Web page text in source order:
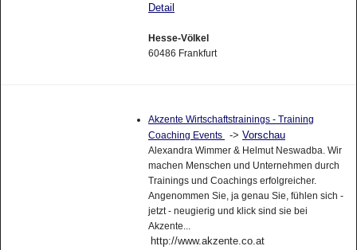
Detail
Hesse-Völkel
60486 Frankfurt
Akzente Wirtschaftstrainings - Training
Coaching Events
-> Vorschau
Alexandra Wimmer & Helmut Neswadba. Wir
machen Menschen und Unternehmen durch
Trainings und Coachings erfolgreicher.
Angenommen Sie, ja genau Sie, fühlen sich -
jetzt - neugierig und klick sind sie bei
Akzente...
http://www.akzente.co.at